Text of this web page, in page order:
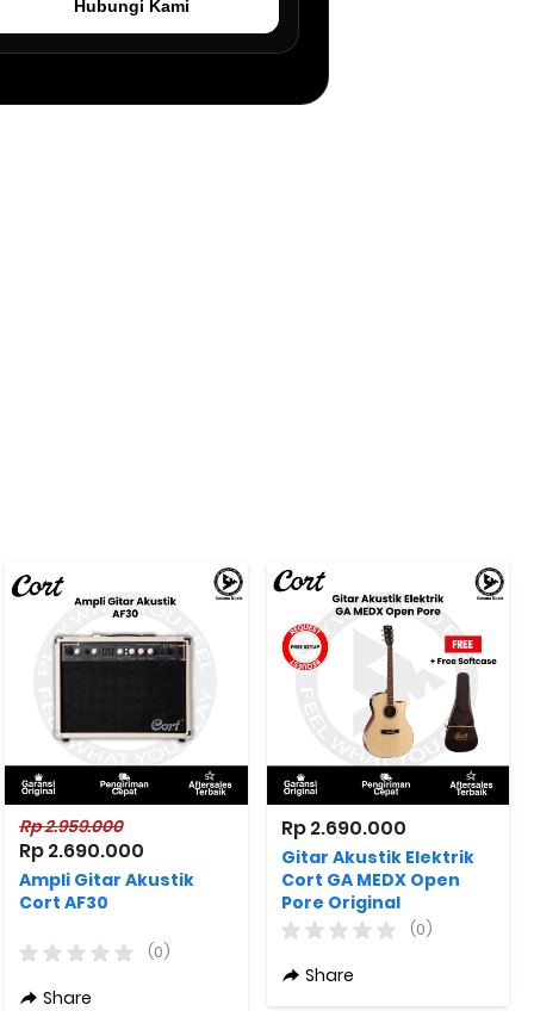
Hubungi Kami
Rp 2.959.000
Rp 2.690.000
Ampli Gitar Akustik
Cort AF30
(0)
Share
Rp 2.690.000
Gitar Akustik Elektrik
Cort GA MEDX Open
Pore Original
(0)
Share